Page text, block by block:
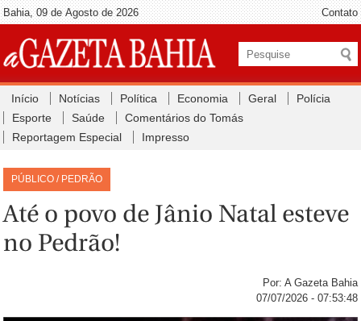
Bahia, 09 de Agosto de 2026 Contato
Início Notícias Política Economia Geral
Polícia
Esporte
Saúde
Comentários do Tomás
Reportagem Especial
Impresso
PÚBLICO / PEDRÃO
Até o povo de Jânio Natal esteve
no Pedrão!
Por: A Gazeta Bahia
07/07/2026 - 07:53:48